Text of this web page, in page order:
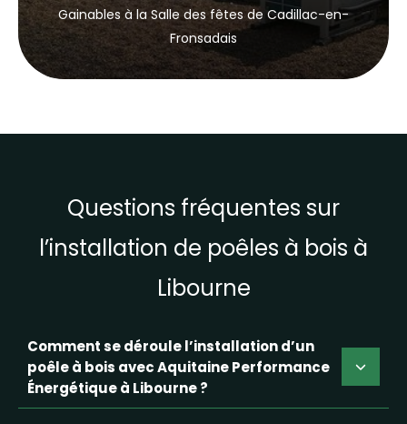
Gainables à la Salle des fêtes de Cadillac-en-
Fronsadais
Questions fréquentes sur
l’installation de poêles à bois à
Libourne
Comment se déroule l’installation d’un
poêle à bois avec Aquitaine Performance
Énergétique à Libourne ?